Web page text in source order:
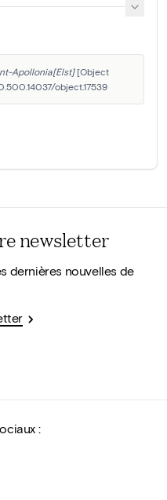
Apollonia[Elst] [Object
object.17539
newsletter
dernières nouvelles de
: